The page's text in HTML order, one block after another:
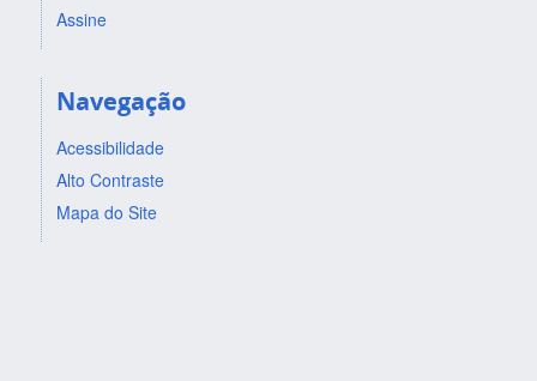
Assine
Navegação
Acessibilidade
Alto Contraste
Mapa do Site